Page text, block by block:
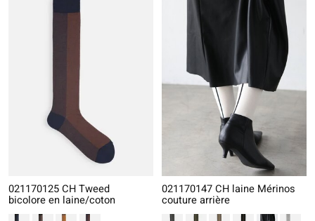
021170125 CH Tweed
bicolore en laine/coton
021170147 CH laine Mérinos
couture arrière